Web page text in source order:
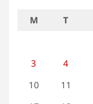
M
T
3
4
10
11